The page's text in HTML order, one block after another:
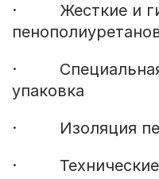
· Жесткие и
· Специальная
упаковка
· Изоляция
· Технические